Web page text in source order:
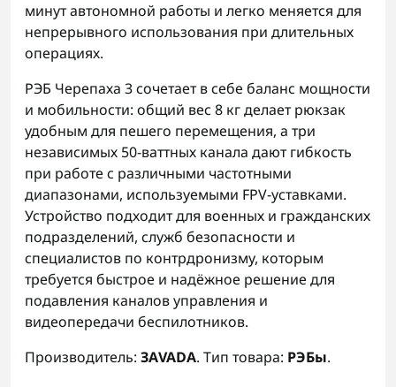
минут автономной работы и легко меняется для
непрерывного использования при длительных
операциях.
РЭБ Черепаха 3 сочетает в себе баланс мощности
и мобильности: общий вес 8 кг делает рюкзак
удобным для пешего перемещения, а три
независимых 50-ваттных канала дают гибкость
при работе с различными частотными
диапазонами, используемыми FPV-уставками.
Устройство подходит для военных и гражданских
подразделений, служб безопасности и
специалистов по контрдронизму, которым
требуется быстрое и надёжное решение для
подавления каналов управления и
видеопередачи беспилотников.
Производитель: ЗАVADA. Тип товара: РЭБы.